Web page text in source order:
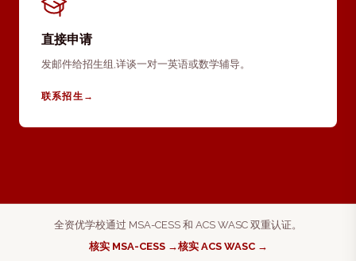
直接申请
发邮件给招生组,详谈一对一英语或数学辅导。
联系招生 →
全资优学校通过 MSA-CESS 和 ACS WASC 双重认证。
核实 MSA-CESS →核实 ACS WASC →